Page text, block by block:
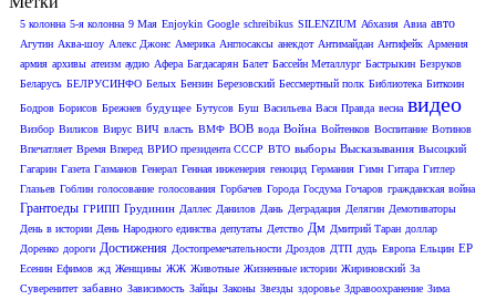
5 колонна 5-я колонна 9 Мая Enjoykin Google schreibikus SILENZIUM Абхазия Авиа авто
Агутин Аква-шоу Алекс Джонс Америка Англосаксы анекдот Антимайдан Антифейк Армения
армия архивы атеизм аудио Афера Багдасарян Балет Бассейн Металлург Бастрыкин Безруков
Беларусь БЕЛРУСИНФО Белых Бензин Березовский Бессмертный полк Библиотека Биткоин
Бодров Борисов Брежнев будущее Бутусов Буш Васильева Вася Правда весна видео
Визбор Вилисов Вирус ВИЧ власть ВМФ ВОВ вода Война Войтенков Воспитание Вотинов
Впечатляет Время Вперед ВРИО президента СССР ВТО выборы Высказывания Высоцкий
Гагарин Газета Газманов Генерал Генная инженерия геноцид Германия Гимн Гитара Гитлер
Глазьев Гоблин голосование голосования Горбачев Города Госдума Гочаров гражданская война
Грантоеды ГРИПП Грудинин Даллес Данилов Дань Деградация Делягин Демотиваторы
День в истории День Народного единства депутаты Детство Дм Дмитрий Таран доллар
Доренко дороги Достижения Достопремечательности Дроздов ДТП дудь Европа Ельцин ЕР
Есенин Ефимов жд Женщины ЖЖ Животные Жизненные истории Жириновский За
Суверенитет забавно Зависимость Зайцы Законы Звезды здоровье Здравоохранение Зима